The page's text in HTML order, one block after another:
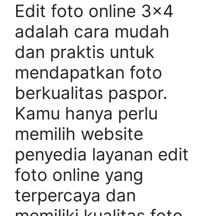
Edit foto online 3×4
adalah cara mudah
dan praktis untuk
mendapatkan foto
berkualitas paspor.
Kamu hanya perlu
memilih website
penyedia layanan edit
foto online yang
terpercaya dan